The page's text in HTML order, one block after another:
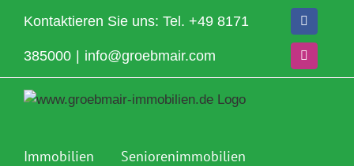
Inhalt
springen
Kontaktieren Sie uns: Tel. +49 8171
385000 info@groebmair.com
Facebook
Instagram
Immobilien Seniorenimmobilien